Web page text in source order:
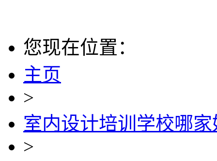
您现在位置：
主页
>
室内设计培训学校哪家
>